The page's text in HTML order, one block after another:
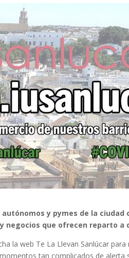
y pymes de la ciudad
negocios que ofrecen reparto a
la web Te La Llevan Sanlúcar
tan complicados de alerta